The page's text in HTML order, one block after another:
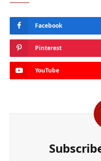
Facebook
Pinterest
YouTube